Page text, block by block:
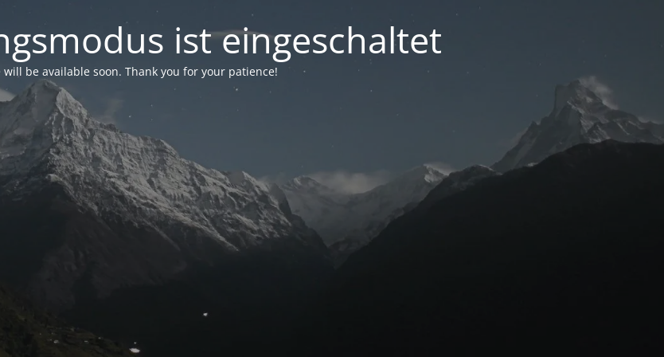
ist eingeschaltet
will be available soon. Thank you for your patience!